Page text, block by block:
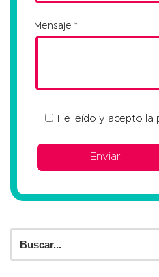
Mensaje
He leído y acepto la